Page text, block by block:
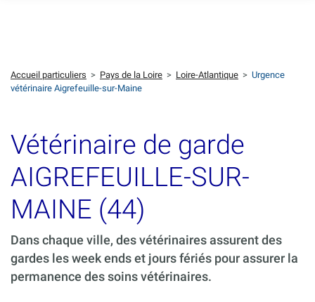
Accueil particuliers > Pays de la Loire > Loire-Atlantique > Urgence
vétérinaire Aigrefeuille-sur-Maine
Vétérinaire de garde
AIGREFEUILLE-SUR-
MAINE (44)
Dans chaque ville, des vétérinaires assurent des
gardes les week ends et jours fériés pour assurer la
permanence des soins vétérinaires.